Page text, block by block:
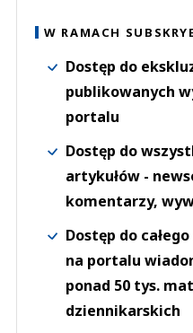
W RAMACH
Dostęp do
publikowanych
portalu
Dostęp do
artykułów -
komentarzy,
Dostęp do
na portalu
ponad 50 tys.
dziennikarskich